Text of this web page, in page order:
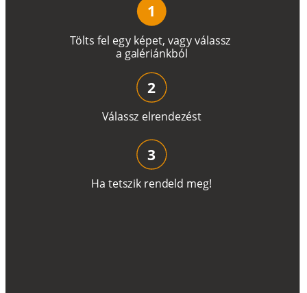
Tölts fel egy képet, vagyválassz
a galériánkból
1
Válassz elrendezést
2
Ha tetszik rendeld meg!
3